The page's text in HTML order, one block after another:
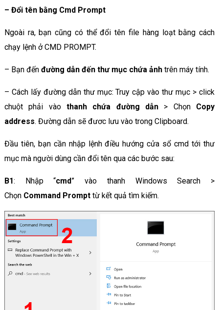
– Đổi tên bằng Cmd Prompt
Ngoài ra, bạn cũng có thể đổi tên file hàng loạt bằng cách
chạy lệnh ở CMD PROMPT.
– Bạn đến đường dẫn đến thư mục chứa ảnhtrên máy tính.
– Cách lấy đường dẫn thư mục: Truy cập vào thư mục > click
chuột phải vàothanh chứa đường dẫn > Chọn Copy
address. Đường dẫn sẽ đươc lưu vào trong Clipboard.
Đầu tiên, bạn cần nhập lệnh điều hướng cửa sổ cmd tới thư
mục mà người dùng cần đổi tên qua các bước sau:
B1: Nhập “cmd” vào thanh Windows Search >
Chọn Command Prompttừ kết quả tìm kiếm.